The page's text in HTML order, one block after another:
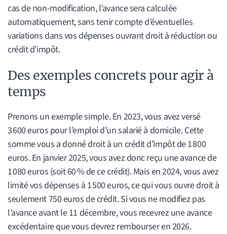
cas de non-modification, l’avance sera calculée
automatiquement, sans tenir compte d’éventuelles
variations dans vos dépenses ouvrant droit à réduction ou
crédit d’impôt.
Des exemples concrets pour agir à
temps
Prenons un exemple simple. En 2023, vous avez versé
3 600 euros pour l’emploi d’un salarié à domicile. Cette
somme vous a donné droit à un crédit d’impôt de 1 800
euros. En janvier 2025, vous avez donc reçu une avance de
1 080 euros (soit 60 % de ce crédit). Mais en 2024, vous avez
limité vos dépenses à 1 500 euros, ce qui vous ouvre droit à
seulement 750 euros de crédit. Si vous ne modifiez pas
l’avance avant le 11 décembre, vous recevrez une avance
excédentaire que vous devrez rembourser en 2026.